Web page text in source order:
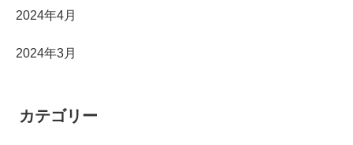
2024年4月
2024年3月
カテゴリー